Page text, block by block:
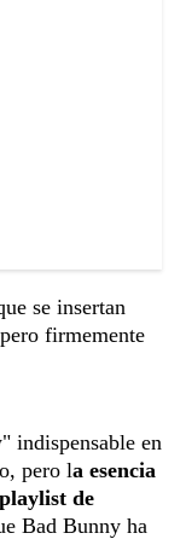
se insertan
firmemente
indispensable en
pero la esencia
de
Bad Bunny ha